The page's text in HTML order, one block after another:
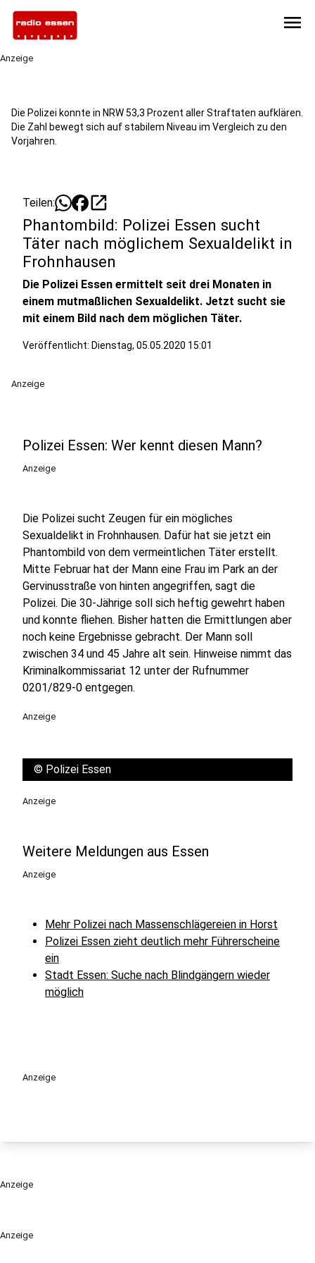
menu
Anzeige
Anzeige
Die Polizei konnte in NRW 53,3 Prozent aller Straftaten aufklären.
Die Zahl bewegt sich auf stabilem Niveau im Vergleich zu den
Vorjahren.
Teilen: open_in_new
Phantombild: Polizei Essen sucht
Täter nach möglichem Sexualdelikt in
Frohnhausen
Die Polizei Essen ermittelt seit drei Monaten in
einem mutmaßlichen Sexualdelikt. Jetzt sucht sie
mit einem Bild nach dem möglichen Täter.
Veröffentlicht: Dienstag, 05.05.2020 15:01
Anzeige
Polizei Essen: Wer kennt diesen Mann?
Anzeige
Die Polizei sucht Zeugen für ein mögliches
Sexualdelikt in Frohnhausen. Dafür hat sie jetzt ein
Phantombild von dem vermeintlichen Täter erstellt.
Mitte Februar hat der Mann eine Frau im Park an der
Gervinusstraße von hinten angegriffen, sagt die
Polizei. Die 30-Jährige soll sich heftig gewehrt haben
und konnte fliehen. Bisher hatten die Ermittlungen aber
noch keine Ergebnisse gebracht. Der Mann soll
zwischen 34 und 45 Jahre alt sein. Hinweise nimmt das
Kriminalkommissariat 12 unter der Rufnummer
0201/829-0 entgegen.
Anzeige
© Polizei Essen
Anzeige
Weitere Meldungen aus Essen
Anzeige
Mehr Polizei nach Massenschlägereien in Horst
Polizei Essen zieht deutlich mehr Führerscheine
ein
Stadt Essen: Suche nach Blindgängern wieder
möglich
Anzeige
Anzeige